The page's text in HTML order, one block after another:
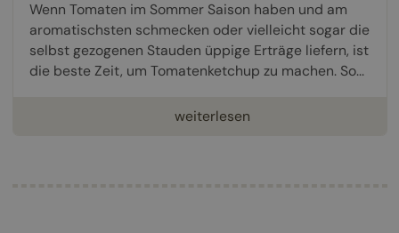
Wenn Tomaten im Sommer Saison haben und am
aromatischsten schmecken oder vielleicht sogar die
selbst gezogenen Stauden üppige Erträge liefern, ist
die beste Zeit, um Tomatenketchup zu machen. So...
weiterlesen